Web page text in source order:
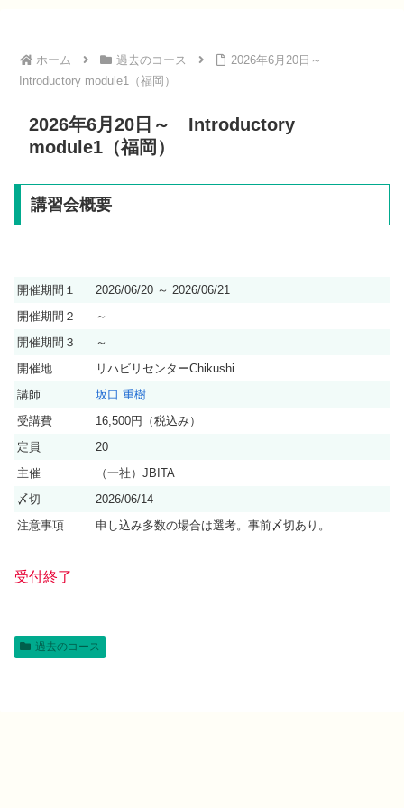
ホーム 過去のコース
2026年6月20日～
Introductory module1（福岡）
2026年6月20日～ Introductory
module1（福岡）
講習会概要
開催期間１
2026/06/20 ～ 2026/06/21
開催期間２
～
開催期間３
～
開催地
リハビリセンターChikushi
講師
坂口 重樹
受講費
16,500円（税込み）
定員
20
主催
（一社）JBITA
〆切
2026/06/14
注意事項
申し込み多数の場合は選考。事前〆切あり。
受付終了
過去のコース